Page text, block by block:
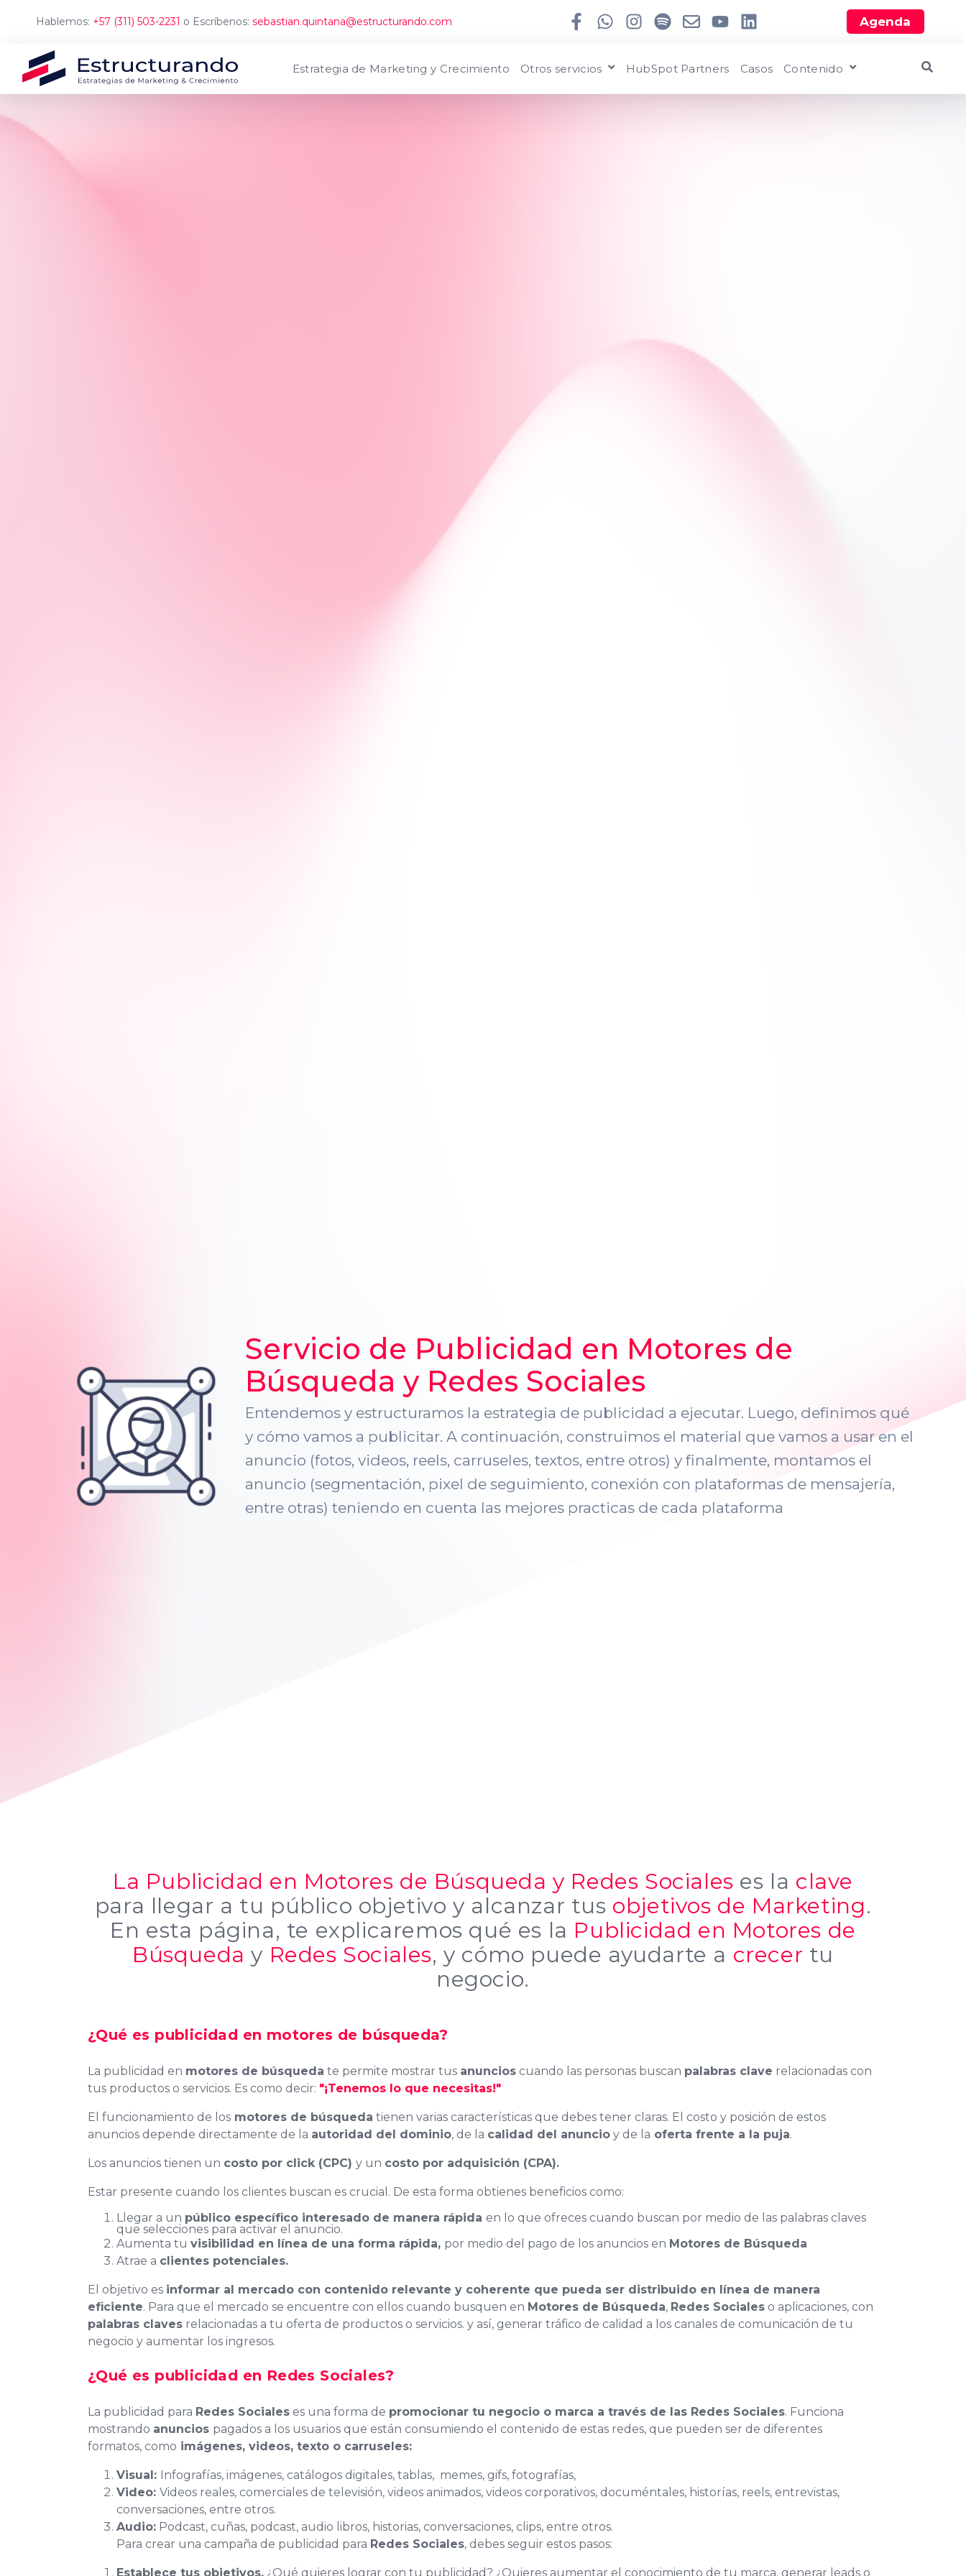
Hablemos: +57 (311) 503-2231 o Escríbenos: sebastian.quintana@estructurando.com Agenda
Estrategia de Marketing y Crecimiento Otros servicios HubSpot Partners Casos Contenido
Servicio de Publicidad en Motores de
Búsqueda y Redes Sociales
Entendemos y estructuramos la estrategia de publicidad a ejecutar. Luego, definimos qué
y cómo vamos a publicitar. A continuación, construimos el material que vamos a usar en el
anuncio (fotos, videos, reels, carruseles, textos, entre otros) y finalmente, montamos el
anuncio (segmentación, pixel de seguimiento, conexión con plataformas de mensajería,
entre otras) teniendo en cuenta las mejores practicas de cada plataforma
La Publicidad en Motores de Búsqueda y Redes Sociales es la clave
para llegar a tu público objetivo y alcanzar tus objetivos de Marketing.
En esta página, te explicaremos qué es la Publicidad en Motores de
Búsqueda y Redes Sociales, y cómo puede ayudarte a crecer tu
negocio.
¿Qué es publicidad en motores de búsqueda?
La publicidad en motores de búsqueda te permite mostrar tus anuncios cuando las personas buscan palabras clave relacionadas con
tus productos o servicios. Es como decir: "¡Tenemos lo que necesitas!"
El funcionamiento de los motores de búsqueda tienen varias características que debes tener claras. El costo y posición de estos
anuncios depende directamente de la autoridad del dominio, de la calidad del anuncio y de la oferta frente a la puja.
Los anuncios tienen un costo por click (CPC) y un costo por adquisición (CPA).
Estar presente cuando los clientes buscan es crucial. De esta forma obtienes beneficios como:
Llegar a un público específico interesado de manera rápida en lo que ofreces cuando buscan por medio de las palabras claves
que selecciones para activar el anuncio.
Aumenta tu visibilidad en línea de una forma rápida, por medio del pago de los anuncios en Motores de Búsqueda
Atrae a clientes potenciales.
El objetivo es informar al mercado con contenido relevante y coherente que pueda ser distribuido en línea de manera
eficiente. Para que el mercado se encuentre con ellos cuando busquen en Motores de Búsqueda, Redes Sociales o aplicaciones, con
palabras claves relacionadas a tu oferta de productos o servicios. y así, generar tráfico de calidad a los canales de comunicación de tu
negocio y aumentar los ingresos.
¿Qué es publicidad en Redes Sociales?
La publicidad para Redes Sociales es una forma de promocionar tu negocio o marca a través de las Redes Sociales. Funciona
mostrando anuncios pagados a los usuarios que están consumiendo el contenido de estas redes, que pueden ser de diferentes
formatos, como imágenes, videos, texto o carruseles:
Visual: Infografías, imágenes, catálogos digitales, tablas, memes, gifs, fotografías,
Video: Videos reales, comerciales de televisión, videos animados, videos corporativos, documéntales, historías, reels, entrevistas,
conversaciones, entre otros.
Audio: Podcast, cuñas, podcast, audio libros, historias, conversaciones, clips, entre otros.
Para crear una campaña de publicidad para Redes Sociales, debes seguir estos pasos:
Establece tus objetivos. ¿Qué quieres lograr con tu publicidad? ¿Quieres aumentar el conocimiento de tu marca, generar leads o